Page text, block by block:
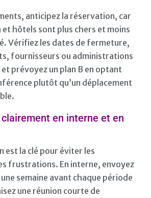
anticipez la réservation, car
et hôtels sont plus chers et moins
Vérifiez les dates de fermeture,
fournisseurs ou administrations
prévoyez un plan B en optant
plutôt qu’un déplacement
en interne et en
est la clé pour éviter les
frustrations. En interne, envoyez
semaine avant chaque période
une réunion courte de